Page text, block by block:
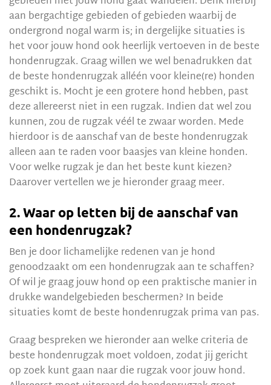
aan bergachtige gebieden of gebieden waarbij de
ondergrond nogal warm is; in dergelijke situaties is
het voor jouw hond ook heerlijk vertoeven in de beste
hondenrugzak. Graag willen we wel benadrukken dat
de beste hondenrugzak alléén voor kleine(re) honden
geschikt is. Mocht je een grotere hond hebben, past
deze allereerst niet in een rugzak. Indien dat wel zou
kunnen, zou de rugzak véél te zwaar worden. Mede
hierdoor is de aanschaf van de beste hondenrugzak
alleen aan te raden voor baasjes van kleine honden.
Voor welke rugzak je dan het beste kunt kiezen?
Daarover vertellen we je hieronder graag meer.
2. Waar op letten bij de aanschaf van
een hondenrugzak?
Ben je door lichamelijke redenen van je hond
genoodzaakt om een hondenrugzak aan te schaffen?
Of wil je graag jouw hond op een praktische manier in
drukke wandelgebieden beschermen? In beide
situaties komt de beste hondenrugzak prima van pas.
Graag bespreken we hieronder aan welke criteria de
beste hondenrugzak moet voldoen, zodat jij gericht
op zoek kunt gaan naar die rugzak voor jouw hond.